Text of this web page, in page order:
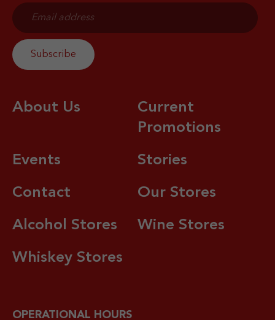
About Us
Current
Promotions
Events Stories
Contact Our Stores
Alcohol Stores Wine Stores
Whiskey Stores
OPERATIONAL HOURS